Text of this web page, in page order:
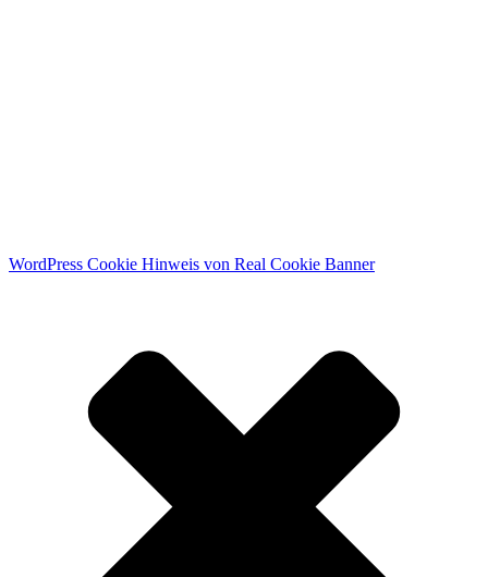
WordPress Cookie Hinweis von Real Cookie Banner